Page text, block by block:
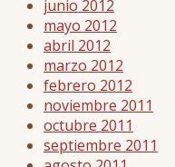
junio 2012
mayo 2012
abril 2012
marzo 2012
febrero 2012
noviembre 2011
octubre 2011
septiembre 2011